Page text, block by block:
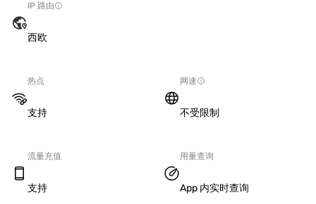
IP 路由
西欧
热点
支持
网速
不受限制
流量充值
支持
用量查询
App 内实时查询